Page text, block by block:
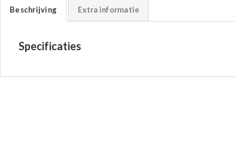
Beschrijving Extra informatie
Specificaties